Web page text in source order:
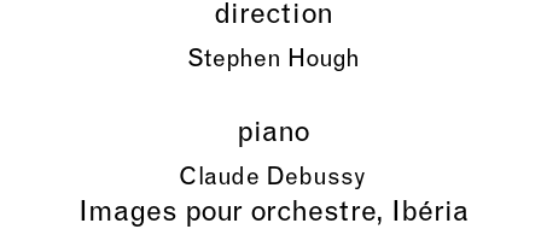
direction
Stephen Hough
piano
Claude Debussy
Images pour orchestre, Ibéria